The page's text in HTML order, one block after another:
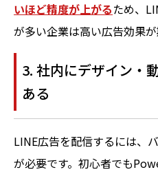
いほど精度が上がるため、
が多い企業は高い広告効果が
3. 社内にデザイン・
ある
LINE広告を配信するには、
が必要です。初心者でも